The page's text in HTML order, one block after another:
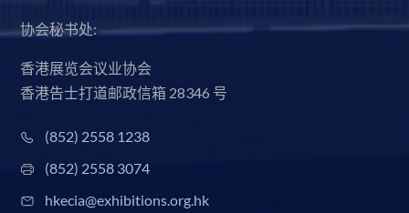
协会秘书处:
香港展览会议业协会
香港告士打道邮政信箱 28346 号
(852) 2558 1238
(852) 2558 3074
hkecia@exhibitions.org.hk